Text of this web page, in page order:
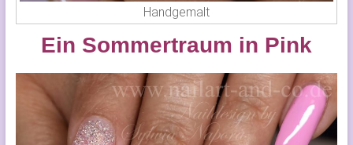
Handgemalt
Ein Sommertraum in Pink